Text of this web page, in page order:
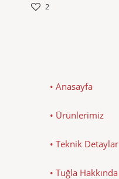
2
• Anasayfa
• Ürünlerimiz
• Teknik Detaylar
• Tuğla Hakkında